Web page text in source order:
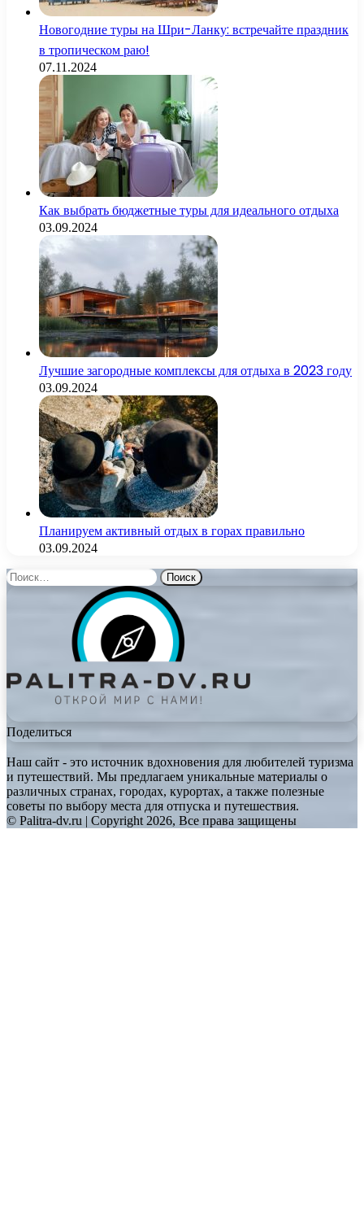
Новогодние туры на Шри-Ланку: встречайте праздник
в тропическом раю!
07.11.2024
Как выбрать бюджетные туры для идеального отдыха
03.09.2024
Лучшие загородные комплексы для отдыха в 2023 году
03.09.2024
Планируем активный отдых в горах правильно
03.09.2024
Найти:
Поделиться
Наш сайт - это источник вдохновения для любителей туризма
и путешествий. Мы предлагаем уникальные материалы о
различных странах, городах, курортах, а также полезные
советы по выбору места для отпуска и путешествия.
© Palitra-dv.ru | Copyright 2026, Все права защищены